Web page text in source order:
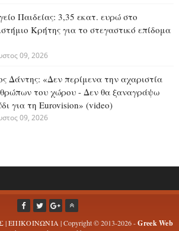
Παιδείας: 3,35 εκατ. ευρώ στο
Κρήτης για το στεγαστικό επίδομα
09, 2026
Δάντης: «Δεν περίμενα την αχαριστία
του χώρου - Δεν θα ξαναγράψω
για τη Eurovision» (video)
09, 2026
|ΕΠΙΚΟΙΝΩΝΙΑ | Copyright © 2013-2026 -Greek Web